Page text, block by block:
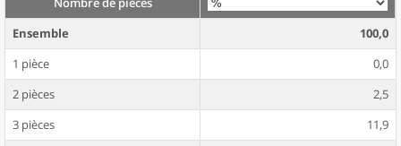
Ensemble
100,0
1 pièce
0,0
2 pièces
2,5
3 pièces
11,9